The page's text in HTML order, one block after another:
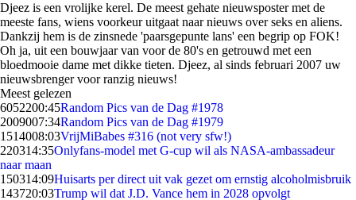
Djeez is een vrolijke kerel. De meest gehate nieuwsposter met de
meeste fans, wiens voorkeur uitgaat naar nieuws over seks en aliens.
Dankzij hem is de zinsnede 'paarsgepunte lans' een begrip op FOK!
Oh ja, uit een bouwjaar van voor de 80's en getrouwd met een
bloedmooie dame met dikke tieten. Djeez, al sinds februari 2007 uw
nieuwsbrenger voor ranzig nieuws!
Meest gelezen
6052200:45Random Pics van de Dag #1978
2009007:34Random Pics van de Dag #1979
1514008:03VrijMiBabes #316 (not very sfw!)
220314:35Onlyfans-model met G-cup wil als NASA-ambassadeur
naar maan
150314:09Huisarts per direct uit vak gezet om ernstig alcoholmisbruik
143720:03Trump wil dat J.D. Vance hem in 2028 opvolgt